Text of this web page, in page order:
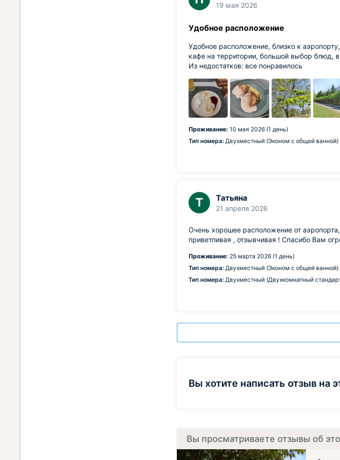
19 мая 2026
Удобное расположение
Удобное расположение, близко к
кафе на территории, большой выбор блюд,
Из недостатков: все понравилось
Проживание: 10 мая 2026 (1 день)
Тип номера: Двухместный (Эконом с общей ванной)
Т Татьяна
21 апреля 2026
Очень хорошее расположение от
приветливая , отзывчивая ! Спасибо Вам
Проживание: 25 марта 2026 (1 день)
Тип номера: Двухместный (Эконом с общей ванной)
Тип номера: Двухместный (Двухкомнатный
Вы хотите написать отзыв на
Вы просматриваете отзывы об